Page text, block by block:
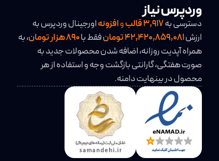
وردپرس نیاز
دسترسی به3,917قالبوافزونهاورجینال وردپرس به
ارزش42,420,859,081 تومان فقط با
، به
همراه آپدیت روزانه، اضافه شدن محصولات جدید به
صورت هفتگی، گارانتی بازگشت وجه و استفاده از هر
محصول در بینهایت دامنه.